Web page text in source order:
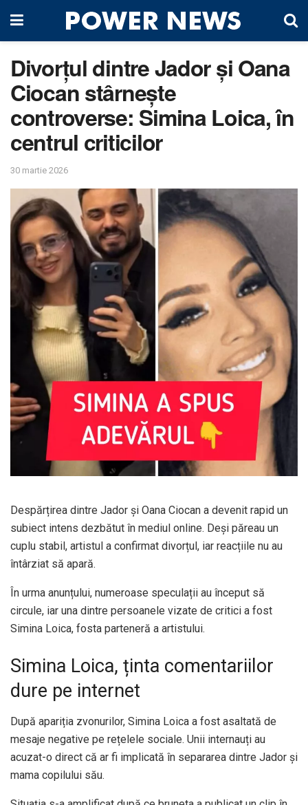
Divorțul dintre Jador și Oana
Ciocan stârnește
controverse: Simina Loica, în
centrul criticilor
30 martie 2026
Despărțirea dintre Jador și Oana Ciocan a devenit rapid un
subiect intens dezbătut în mediul online. Deși păreau un
cuplu stabil, artistul a confirmat divorțul, iar reacțiile nu au
întârziat să apară.
În urma anunțului, numeroase speculații au început să
circule, iar una dintre persoanele vizate de critici a fost
Simina Loica, fosta parteneră a artistului.
Simina Loica, ținta comentariilor
dure pe internet
După apariția zvonurilor, Simina Loica a fost asaltată de
mesaje negative pe rețelele sociale. Unii internauți au
acuzat-o direct că ar fi implicată în separarea dintre Jador și
mama copilului său.